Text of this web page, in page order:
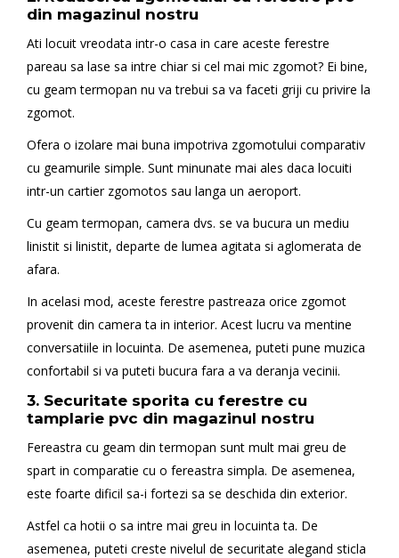
din magazinul nostru
Ati locuit vreodata intr-o casa in care aceste ferestre
pareau sa lase sa intre chiar si cel mai mic zgomot? Ei bine,
cu geam termopan nu va trebui sa va faceti griji cu privire la
zgomot.
Ofera o izolare mai buna impotriva zgomotului comparativ
cu geamurile simple. Sunt minunate mai ales daca locuiti
intr-un cartier zgomotos sau langa un aeroport.
Cu geam termopan, camera dvs. se va bucura un mediu
linistit si linistit, departe de lumea agitata si aglomerata de
afara.
In acelasi mod, aceste ferestre pastreaza orice zgomot
provenit din camera ta in interior. Acest lucru va mentine
conversatiile in locuinta. De asemenea, puteti pune muzica
confortabil si va puteti bucura fara a va deranja vecinii.
3. Securitate sporita cu ferestre cu
tamplarie pvc din magazinul nostru
Fereastra cu geam din termopan sunt mult mai greu de
spart in comparatie cu o fereastra simpla. De asemenea,
este foarte dificil sa-i fortezi sa se deschida din exterior.
Astfel ca hotii o sa intre mai greu in locuinta ta. De
asemenea, puteti creste nivelul de securitate alegand sticla